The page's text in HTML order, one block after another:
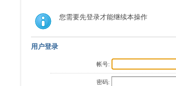
您需要先登录才能继续本操作
用户登录
帐号:
密码: